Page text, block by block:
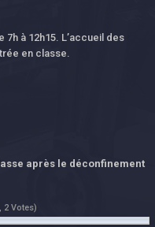
à 12h15. L’accueil des
en classe.
après le déconfinement
2 Votes)